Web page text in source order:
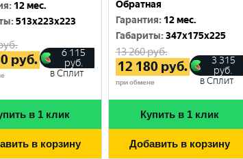
: 12 мес.
:513x223x223
руб.
6 115
руб.
в Сплит
в 1 клик
в корзину
Обратная
Гарантия: 12 мес.
Габариты:347x175x225
13 260руб.
12 180 руб.
при обмене
3 315
руб.
в Сплит
Купить в 1 клик
Добавить в корзину